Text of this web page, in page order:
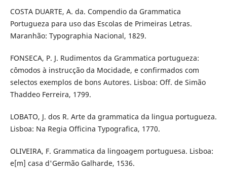
COSTA DUARTE, A. da. Compendio da Grammatica
Portugueza para uso das Escolas de Primeiras Letras.
Maranhão: Typographia Nacional, 1829.
FONSECA, P. J. Rudimentos da Grammatica portugueza:
cômodos à instrucção da Mocidade, e confirmados com
selectos exemplos de bons Autores. Lisboa: Off. de Simão
Thaddeo Ferreira, 1799.
LOBATO, J. dos R. Arte da grammatica da lingua portugueza.
Lisboa: Na Regia Officina Typografica, 1770.
OLIVEIRA, F. Grammatica da lingoagem portuguesa. Lisboa:
e[m] casa d'Germão Galharde, 1536.